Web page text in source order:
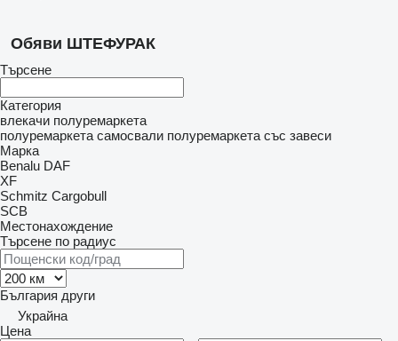
Обяви ШТЕФУРАК
Търсене
Категория
влекачи полуремаркета
полуремаркета самосвали полуремаркета със завеси
Марка
Benalu DAF
XF
Schmitz Cargobull
SCB
Местонахождение
Търсене по радиус
България други
Украйна
Цена